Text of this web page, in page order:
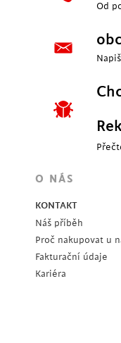
Od
O NÁS
KONTAKT
Náš příběh
Proč nakupovat u
Fakturační údaje
Kariéra